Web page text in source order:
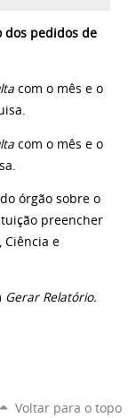
dos pedidos de
com o mês e o
com o mês e o
órgão sobre o
preencher
Ciência e
Gerar Relatório.
Voltar para o topo